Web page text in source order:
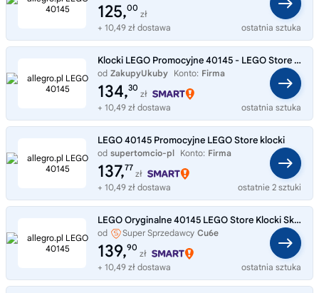
125,00
zł
+ 10,49 zł dostawa
ostatnia sztuka
Klocki LEGO Promocyjne 40145 - LEGO Store | Torebka na prezent
od ZakupyUkuby Konto: Firma
134,30
zł
+ 10,49 zł dostawa
ostatnia sztuka
LEGO 40145 Promocyjne LEGO Store klocki
od supertomcio-pl Konto: Firma
137,77
zł
+ 10,49 zł dostawa
ostatnie 2 sztuki
LEGO Oryginalne 40145 LEGO Store Klocki Sklep
od Super Sprzedawcy Cu6e
139,90
zł
+ 10,49 zł dostawa
ostatnia sztuka